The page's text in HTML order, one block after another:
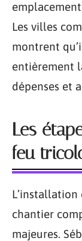
Les villes
montrent
entièrement
dépenses et
Les
feu
chantier
majeures.